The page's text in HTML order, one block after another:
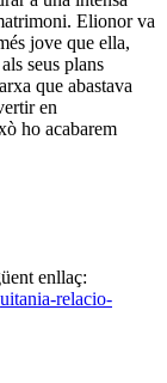
Elionor va
jove que ella,
seus plans
que abastava
en
ho acabarem
enllaç:
relacio-